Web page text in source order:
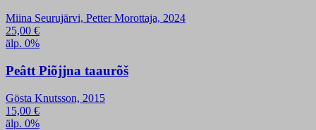
Miina Seurujärvi, Petter Morottaja, 2024
25,00 €
älp. 0%
Peâtt Piõjjna taaurõš
Gösta Knutsson, 2015
15,00 €
älp. 0%